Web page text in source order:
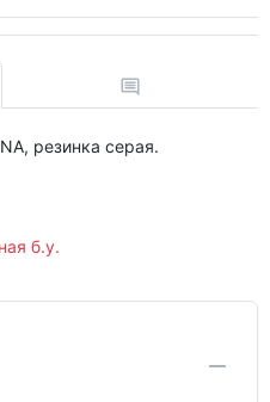
резинка серая.
б.у.